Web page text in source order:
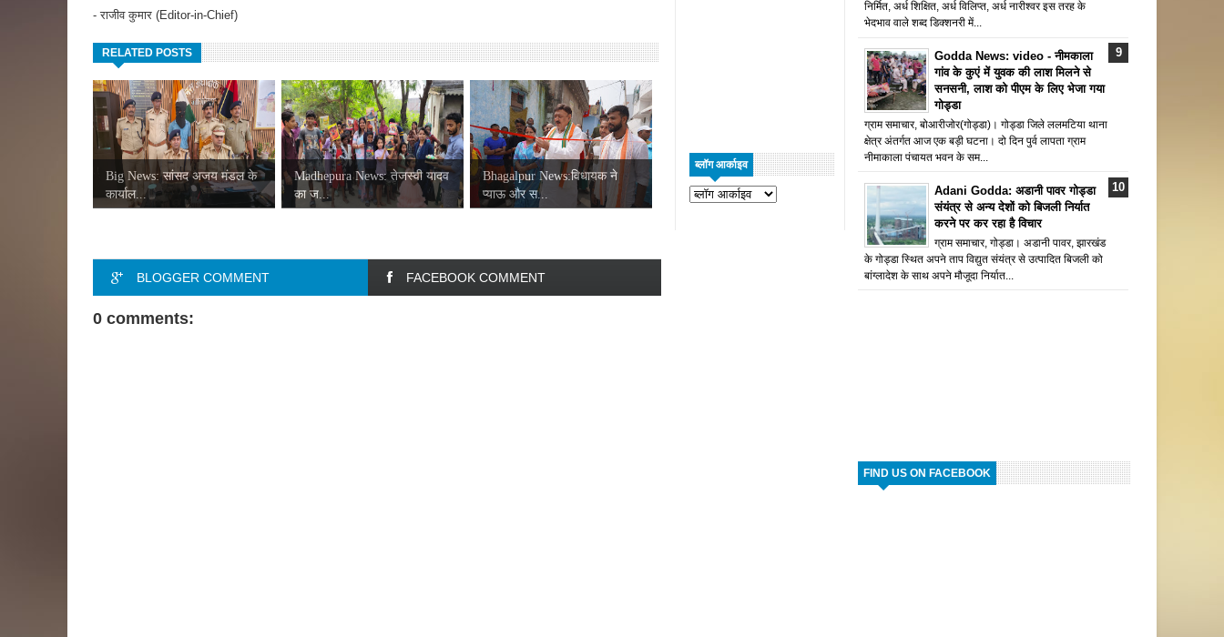
ब्लॉग आर्काइव
- राजीव कुमार (Editor-in-Chief)
RELATED POSTS
Big News: सांसद अजय मंडल के
कार्याल...
Madhepura News: तेजस्वी यादव
का ज...
Bhagalpur News:विधायक ने
प्याऊ और स...
BLOGGER COMMENT FACEBOOK COMMENT
0 comments:
निर्मित, अर्ध शिक्षित, अर्ध विलिप्त, अर्ध नारीश्वर इस तरह के
भेदभाव वाले शब्द डिक्शनरी में...
Godda News: video - नीमकाला
गांव के कुएं में युवक की लाश मिलने से
सनसनी, लाश को पीएम के लिए भेजा गया
गोड्डा
ग्राम समाचार, बोआरीजोर(गोड्डा)। गोड्डा जिले ललमटिया थाना
क्षेत्र अंतर्गत आज एक बड़ी घटना। दो दिन पुर्व लापता ग्राम
नीमाकाला पंचायत भवन के सम...
Adani Godda: अडानी पावर गोड्डा
संयंत्र से अन्य देशों को बिजली निर्यात
करने पर कर रहा है विचार
ग्राम समाचार, गोड्डा। अडानी पावर, झारखंड
के गोड्डा स्थित अपने ताप विद्युत संयंत्र से उत्पादित बिजली को
बांग्लादेश के साथ अपने मौजूदा निर्यात...
FIND US ON FACEBOOK